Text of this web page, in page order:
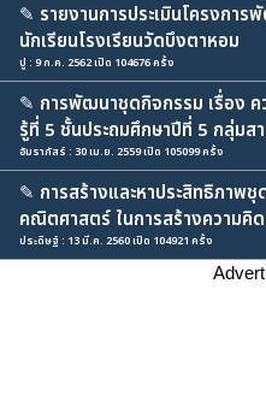
✎ รายงานการประเมินโครงกา
นักเรียนโรงเรียนวัดบึงตาหอม
ปู : 9 ก.ค. 2562 เปิด 104676 ครั้ง
✎ การพัฒนาชุดกิจกรรม เรื่อง
รู้ที่ 5 ชั้นประถมศึกษาปีที่ 5 กลุ่มสา
อัมราภัสร์ : 30 เม.ย. 2559 เปิด 105099 ครั้ง
✎ การสร้างและหาประสิทธิภาพ
คณิตศาสตร์ ในการสร้างความคิ
ประดิษฐ์ : 13 มี.ค. 2560 เปิด 104921 ครั้ง